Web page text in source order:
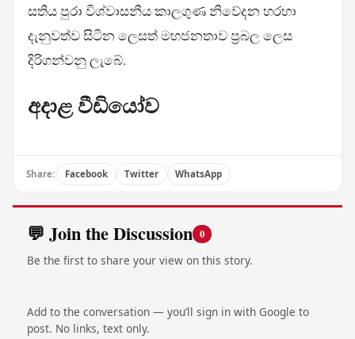
සතිය පුරා විශ්වාසනීය කාලගුණ නිවේදන හරහා
දැනුවත්ව සිටින ලෙසත් මහජනතාව ප්‍රබල ලෙස
දිරිගන්වනු ලැබේ.
අදාළ වීඩියෝව
Share: Facebook Twitter WhatsApp
💬 Join the Discussion 0
Be the first to share your view on this story.
Add to the conversation — you’ll sign in with Google to
post. No links, text only.